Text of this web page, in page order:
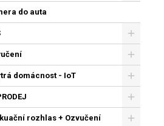
do auta
domácnost - IoT
rozhlas + Ozvučení